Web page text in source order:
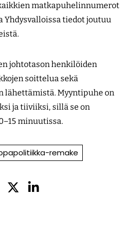
matkapuhelinnumerot
Yhdysvalloissa tiedot joutuu
johtotason henkilöiden
soittelua sekä
lähettämistä. Myyntipuhe on
ja tiiviiksi, sillä se on
minuutissa.
remake
Jaa
Jaa